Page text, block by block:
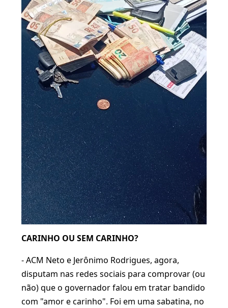
CARINHO OU SEM CARINHO?
- ACM Neto e Jerônimo Rodrigues, agora,
disputam nas redes sociais para comprovar (ou
não) que o governador falou em tratar bandido
com "amor e carinho". Foi em uma sabatina, no